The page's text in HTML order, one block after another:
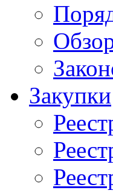
Закупки